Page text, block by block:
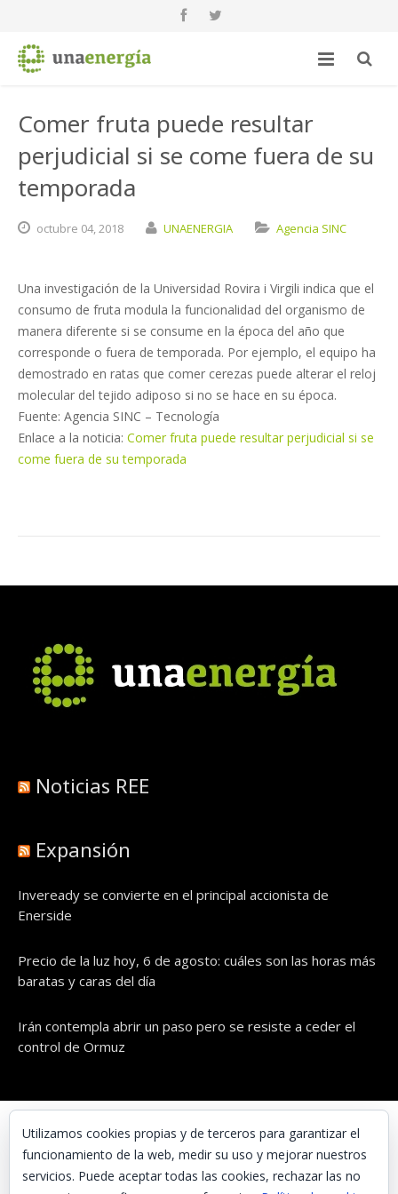
Comer fruta puede resultar
perjudicial si se come fuera de su
temporada
octubre 04,2018 UNAENERGIA Agencia SINC
Una investigación de la Universidad Rovira i Virgili indica que el
consumo de fruta modula la funcionalidad del organismo de
manera diferente si se consume en la época del año que
corresponde o fuera de temporada. Por ejemplo, el equipo ha
demostrado en ratas que comer cerezas puede alterar el reloj
molecular del tejido adiposo si no se hace en su época.
Fuente: Agencia SINC – Tecnología
Enlace a la noticia: Comer fruta puede resultar perjudicial si se
come fuera de su temporada
Noticias REE
Expansión
Inveready se convierte en el principal accionista de
Enerside
Precio de la luz hoy, 6 de agosto: cuáles son las horas más
baratas y caras del día
Irán contempla abrir un paso pero se resiste a ceder el
control de Ormuz
© UNAENERGÍA, S.L.
Inicio
Utilizamos cookies propias y de terceros para garantizar el
funcionamiento de la web, medir su uso y mejorar nuestros
servicios. Puede aceptar todas las cookies, rechazar las no